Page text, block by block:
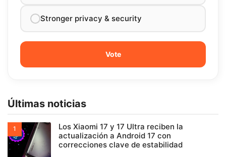
Stronger privacy & security
Últimas noticias
Los Xiaomi 17 y 17 Ultra reciben la
actualización a Android 17 con
correcciones clave de estabilidad